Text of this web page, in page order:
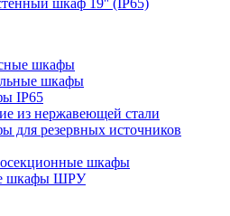
шкаф 19'' (IP65)
шкафы
шкафы
IP65
из нержавеющей стали
для резервных источников
шкафы
шкафы ШРУ